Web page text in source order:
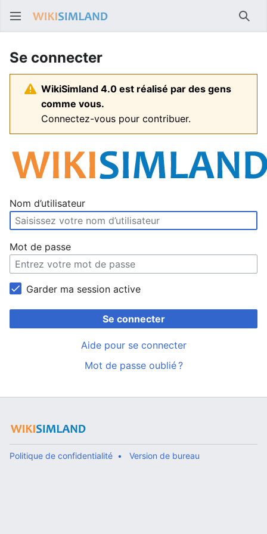
Se connecter
WikiSimland 4.0 est réalisé par des gens
comme vous.
Connectez-vous pour contribuer.
Nom d’utilisateur
Mot de passe
Garder ma session active
Se connecter
Aide pour se connecter
Mot de passe oublié ?
Politique de confidentialité Version de bureau